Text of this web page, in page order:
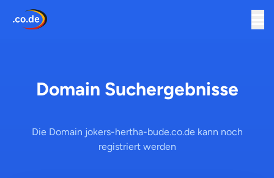
Domain Suchergebnisse
Die Domain jokers-hertha-bude.co.de kann noch
registriert werden